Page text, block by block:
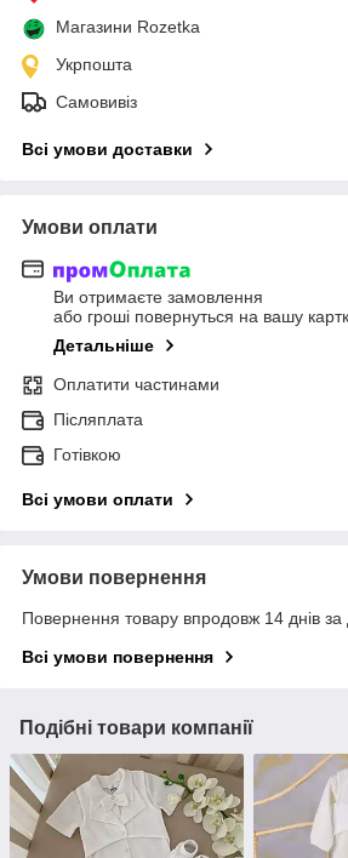
Магазини Rozetka
Укрпошта
Самовивіз
Всі умови доставки
Умови оплати
Ви отримаєте замовлення
або гроші повернуться на вашу
Детальніше
Оплатити частинами
Післяплата
Готівкою
Всі умови оплати
Умови повернення
Повернення товару впродовж 14 днів за
Всі умови повернення
Подібні товари компанії